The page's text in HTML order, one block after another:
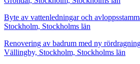
Byte av vattenledningar och
Stockholm, Stockholms län
Renovering av badrum med ny
Vällingby, Stockholm, Stockholms län